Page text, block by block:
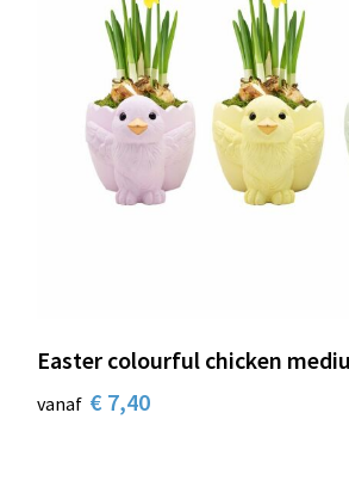
Easter colourful chicken
vanaf € 7,40